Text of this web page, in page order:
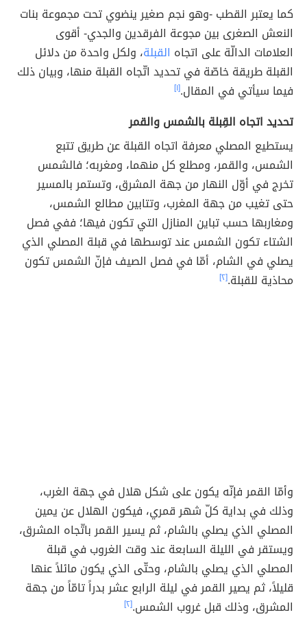
كما يعتبر القطب -وهو نجم صغير ينضوي تحت مجموعة بنات
النعش الصغرى بين مجوعة الفرقدين والجدي- أقوى
العلامات الدالّة على اتجاه القبلة، ولكل واحدة من دلائل
القبلة طريقة خاصّة في تحديد اتّجاه القبلة منها، وبيان ذلك
فيما سيأتي في المقال.[١]
تحديد اتجاه القِبلة بالشمس والقمر
يستطيع المصلي معرفة اتجاه القبلة عن طريق تتبع
الشمس، والقمر، ومطلع كل منهما، ومغربه؛ فالشمس
تخرج في أوّل النهار من جهة المشرق، وتستمر بالمسير
حتى تغيب من جهة المغرب، وتتابين مطالع الشمس،
ومغاربها حسب تباين المنازل التي تكون فيها؛ ففي فصل
الشتاء تكون الشمس عند توسطها في قبلة المصلي الذي
يصلي في الشام، أمّا في فصل الصيف فإنّ الشمس تكون
محاذية للقبلة.[٢]
وأمّا القمر فإنّه يكون على شكل هلال في جهة الغرب،
وذلك في بداية كلّ شهر قمري، فيكون الهلال عن يمين
المصلي الذي يصلي بالشام، ثم يسير القمر باتّجاه المشرق،
ويستقر في الليلة السابعة عند وقت الغروب في قبلة
المصلي الذي يصلي بالشام، وحتّى الذي يكون مائلاً عنها
قليلاً، ثم يصير القمر في ليلة الرابع عشر بدراً تامّاً من جهة
المشرق، وذلك قبل غروب الشمس.[٢]